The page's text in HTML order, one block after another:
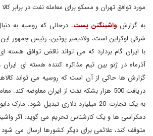
مورد توافق تهران و مسکو برای معامله نفت در برابر
به گزارشواشینگتن پست، درحالی که روسیه به
شرقی اوکراین است، ولادیمیر پوتین، رئیس جمهور
با ایران گام بردارد که می تواند ناقض توافق
گزارش ها حاکی از آن است که روسیه می تواند
دریافت 500 هزار بشکه نفت از ایران معاوضه
به یک تجارت 20 میلیارد دلاری تبدیل شود. مارک
دمکراسی ها و یک کارشناس تحریم می گوید: اگر
متوقف کند، علائمی برای دیگر کشورها ارسال می